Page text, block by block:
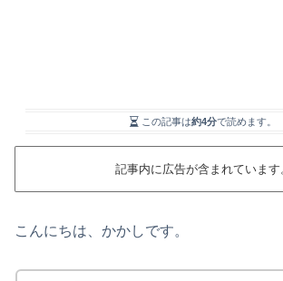
この記事は約4分で読めます。
記事内に広告が含まれています
こんにちは、かかしです。